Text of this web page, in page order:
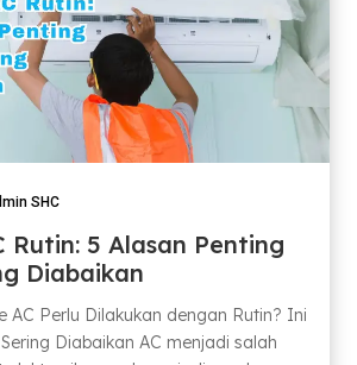
SHC
Rutin: 5 Alasan Penting
Diabaikan
AC Perlu Dilakukan dengan Rutin? Ini
Diabaikan AC menjadi salah